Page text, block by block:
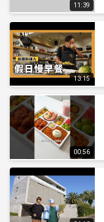
11:39
13:15
00:56